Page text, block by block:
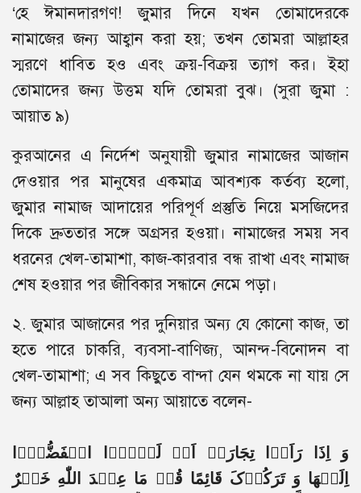
‘হে ঈমানদারগণ! জুমার দিনে যখন তোমাদেরকে
নামাজের জন্য আহ্বান করা হয়; তখন তোমরা আল্লাহর
স্মরণে ধাবিত হও এবং ক্রয়-বিক্রয় ত্যাগ কর। ইহা
তোমাদের জন্য উত্তম যদি তোমরা বুঝ। (সুরা জুমা :
আয়াত ৯)
কুরআনের এ নির্দেশ অনুযায়ী জুমার নামাজের আজান
দেওয়ার পর মানুষের একমাত্র আবশ্যক কর্তব্য হলো,
জুমার নামাজ আদায়ের পরিপূর্ণ প্রস্তুতি নিয়ে মসজিদের
দিকে দ্রুততার সঙ্গে অগ্রসর হওয়া। নামাজের সময় সব
ধরনের খেল-তামাশা, কাজ-কারবার বন্ধ রাখা এবং নামাজ
শেষ হওয়ার পর জীবিকার সন্ধানে নেমে পড়া।
২. জুমার আজানের পর দুনিয়ার অন্য যে কোনো কাজ, তা
হতে পারে চাকরি, ব্যবসা-বাণিজ্য, আনন্দ-বিনোদন বা
খেল-তামাশা; এ সব কিছুতে বান্দা যেন থমকে না যায় সে
জন্য আল্লাহ তাআলা অন্য আয়াতে বলেন-
وَ اِذَا رَاَوۡا تِجَارَۃً اَوۡ لَهۡوَۨا انۡفَضُّوۡۤا
اِلَیۡهَا وَ تَرَکُوۡکَ قَائِمًا قُلۡ مَا عِنۡدَ اللّٰهِ خَیۡرٌ